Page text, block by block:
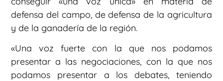
defensa del campo, de defensa de la agricultura
y de la ganadería de la región.
«Una voz fuerte con la que nos podamos
presentar a las negociaciones, con la que nos
podamos presentar a los debates, teniendo